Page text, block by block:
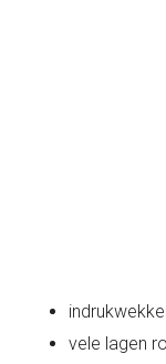
vele lagen